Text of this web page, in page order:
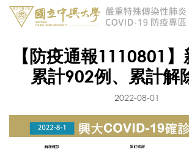
【防疫通報1110801】
累計902例、累計解
2022-08-01